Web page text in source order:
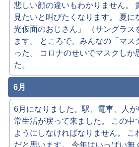
悲しい顔の違いもわかりません。
見たいと叫びたくなります。 夏に
光仮面のおじさん」 （サングラス
ます。 ところで、みんなの「マス
った。 コロナのせいでマスクしか
た。
6月
6月になりました。駅、電車、人が
常生活が戻って来ました。 この中
ようにしなければなりません。 こ
だと思います。 今年はいっぱい無